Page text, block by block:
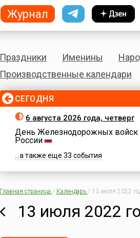
Праздники Именины
Производственные календари
СЕГОДНЯ
6 августа 2026 года, четверг
День Железнодорожных войск
России
...а также еще 33 события
Главная страница / Календарь / 13 июля 2022
13 июля 2022
Журнал